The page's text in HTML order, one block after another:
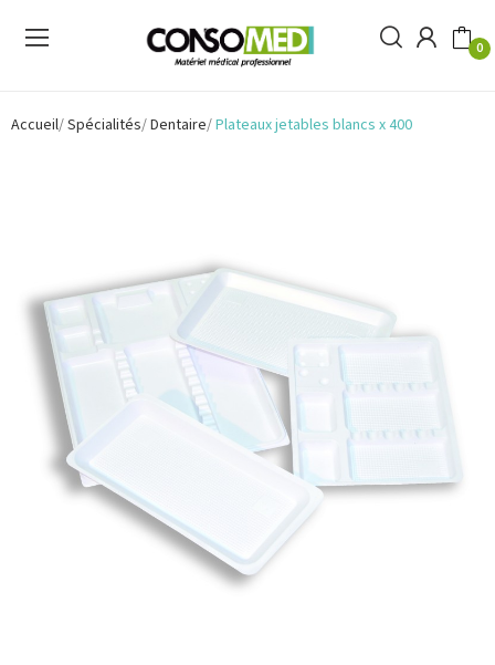
0
Accueil Spécialités Dentaire Plateaux jetables blancs x 400